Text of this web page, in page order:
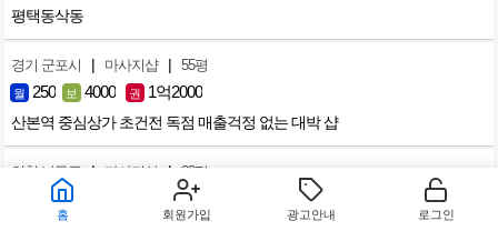
평택동삭동
경기 군포시 | 마사지샵 | 55평
월 250 보 4000 권 1억2000
산본역 중심상가 초건전 독점 매출걱정 없는 대박 샵
인천 남동구 | 마사지샵 | 33평
160 보 없음
홈 회원가입 광고안내 로그인